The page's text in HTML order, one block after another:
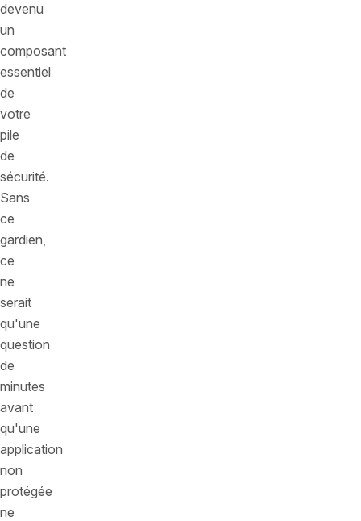
devenu
un
composant
essentiel
de
votre
pile
de
sécurité.
Sans
ce
gardien,
ce
ne
serait
qu'une
question
de
minutes
avant
qu'une
application
non
protégée
ne